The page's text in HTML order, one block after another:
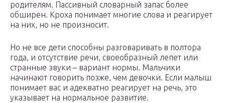
родителям. Пассивный словарный запас более
обширен. Кроха понимает многие слова и реагирует
на них, но не произносит.
Но не все дети способны разговаривать в полтора
года, и отсутствие речи, своеобразный лепет или
странные звуки – вариант нормы. Мальчики
начинают говорить позже, чем девочки. Если малыш
понимает вас и адекватно реагирует на речь, это
указывает на нормальное развитие.